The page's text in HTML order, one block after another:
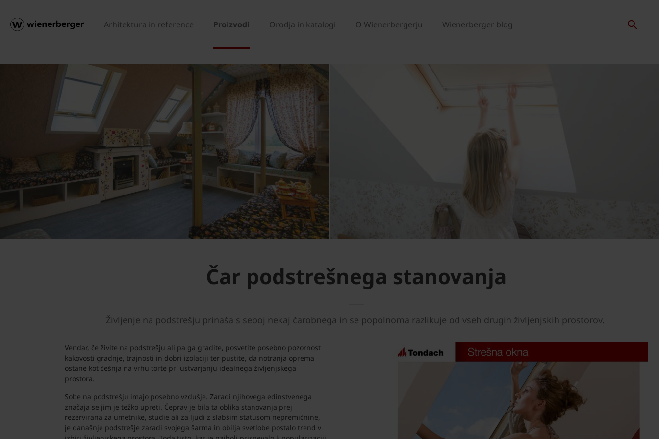
Arhitektura in reference Proizvodi Orodja in katalogi O Wienerbergerju Wienerberger blog
Čar podstrešnega stanovanja
Življenje na podstrešju prinaša s seboj nekaj čarobnega in se popolnoma razlikuje od vseh drugih življenjskih prostorov.
Vendar, če živite na podstrešju ali pa ga gradite, posvetite posebno pozornost
kakovosti gradnje, trajnosti in dobri izolaciji ter pustite, da notranja oprema
ostane kot češnja na vrhu torte pri ustvarjanju idealnega življenjskega
prostora.
Sobe na podstrešju imajo posebno vzdušje. Zaradi njihovega edinstvenega
značaja se jim je težko upreti. Čeprav je bila ta oblika stanovanja prej
rezervirana za umetnike, studie ali za ljudi z slabšim statusom nepremičnine,
je današnje podstrešje zaradi svojega šarma in obilja svetlobe postalo trend v